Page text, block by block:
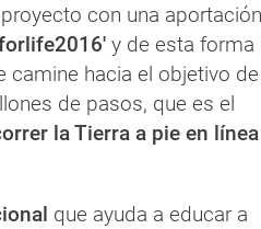
con una aportación
y de esta forma
hacia el objetivo de
de pasos, que es el
la Tierra a pie en línea
que ayuda a educar a